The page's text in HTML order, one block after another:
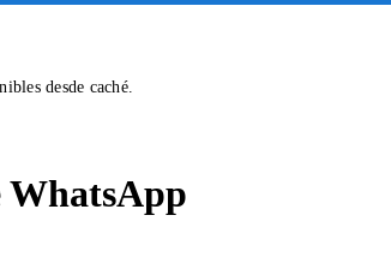
desde caché.
WhatsApp